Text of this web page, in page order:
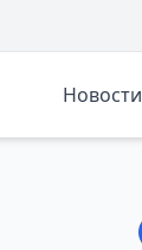
Новости